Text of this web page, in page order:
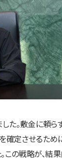
した。敷金に
確定させるた
この戦略が、